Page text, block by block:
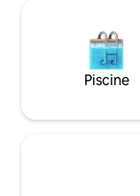
Piscine